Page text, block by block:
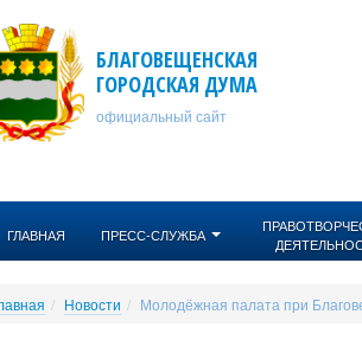
БЛАГОВЕЩЕНСКАЯ
ГОРОДСКАЯ ДУМА
официальный сайт
ГЛАВНАЯ ПРЕСС-СЛУЖБА
Новости Молодёжная палата при